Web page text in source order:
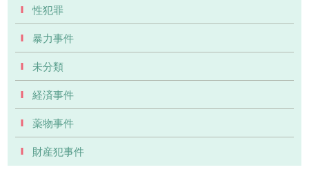
性犯罪
暴力事件
未分類
経済事件
薬物事件
財産犯事件